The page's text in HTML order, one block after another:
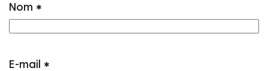
Nom *
E-mail *